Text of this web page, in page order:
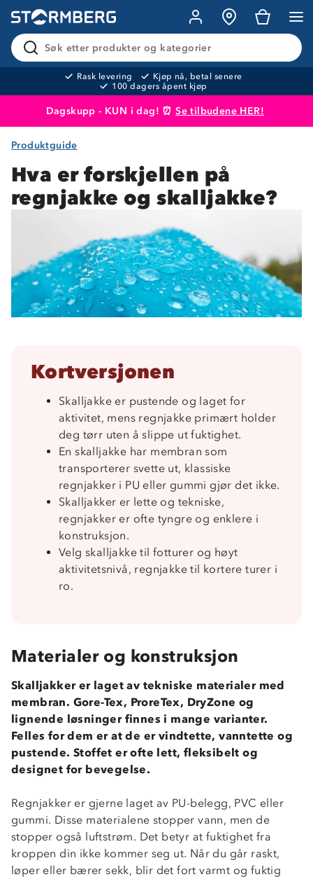
Søk etter produkter og kategorier
Rask levering
Kjøp nå, betal senere
100 dagers åpent kjøp
Dagskupp - KUN i dag! ⏰Se tilbudene HER!
Produktguide
Hva er forskjellen på
regnjakke og skalljakke?
Kortversjonen
Skalljakke er pustende og laget for
aktivitet, mens regnjakke primært holder
deg tørr uten å slippe ut fuktighet.
En skalljakke har membran som
transporterer svette ut, klassiske
regnjakker i PU eller gummi gjør det ikke.
Skalljakker er lette og tekniske,
regnjakker er ofte tyngre og enklere i
konstruksjon.
Velg skalljakke til fotturer og høyt
aktivitetsnivå, regnjakke til kortere turer i
ro.
Materialer og konstruksjon
Skalljakker er laget av tekniske materialer med
membran. Gore-Tex, ProreTex, DryZone og
lignende løsninger finnes i mange varianter.
Felles for dem er at de er vindtette, vanntette og
pustende. Stoffet er ofte lett, fleksibelt og
designet for bevegelse.
Regnjakker er gjerne laget av PU-belegg, PVC eller
gummi. Disse materialene stopper vann, men de
stopper også luftstrøm. Det betyr at fuktighet fra
kroppen din ikke kommer seg ut. Når du går raskt,
løper eller bærer sekk, blir det fort varmt og fuktig